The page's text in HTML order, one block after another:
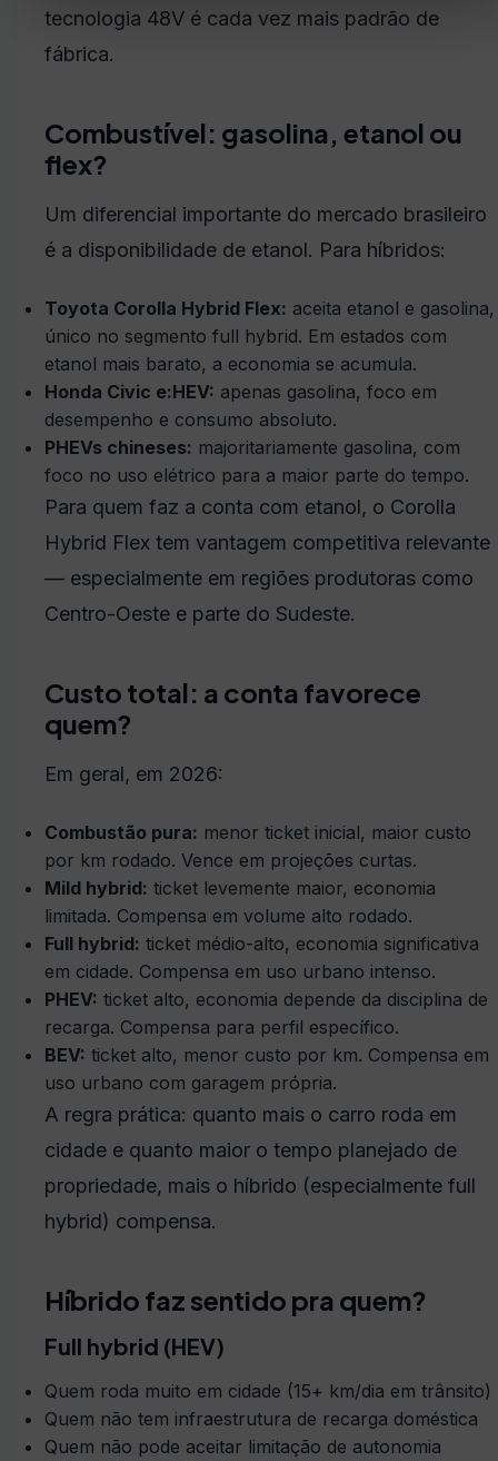
tecnologia 48V é cada vez mais padrão de
fábrica.
Combustível: gasolina, etanol ou
flex?
Um diferencial importante do mercado brasileiro
é a disponibilidade de etanol. Para híbridos:
Toyota Corolla Hybrid Flex: aceita etanol e gasolina,
único no segmento full hybrid. Em estados com
etanol mais barato, a economia se acumula.
Honda Civic e:HEV: apenas gasolina, foco em
desempenho e consumo absoluto.
PHEVs chineses: majoritariamente gasolina, com
foco no uso elétrico para a maior parte do tempo.
Para quem faz a conta com etanol, o Corolla
Hybrid Flex tem vantagem competitiva relevante
— especialmente em regiões produtoras como
Centro-Oeste e parte do Sudeste.
Custo total: a conta favorece
quem?
Em geral, em 2026:
Combustão pura: menor ticket inicial, maior custo
por km rodado. Vence em projeções curtas.
Mild hybrid: ticket levemente maior, economia
limitada. Compensa em volume alto rodado.
Full hybrid: ticket médio-alto, economia significativa
em cidade. Compensa em uso urbano intenso.
PHEV: ticket alto, economia depende da disciplina de
recarga. Compensa para perfil específico.
BEV: ticket alto, menor custo por km. Compensa em
uso urbano com garagem própria.
A regra prática: quanto mais o carro roda em
cidade e quanto maior o tempo planejado de
propriedade, mais o híbrido (especialmente full
hybrid) compensa.
Híbrido faz sentido pra quem?
Full hybrid (HEV)
Quem roda muito em cidade (15+ km/dia em trânsito)
Quem não tem infraestrutura de recarga doméstica
Quem não pode aceitar limitação de autonomia